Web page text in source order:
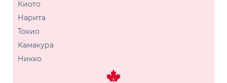
Киото
Нарита
Токио
Камакура
Никко